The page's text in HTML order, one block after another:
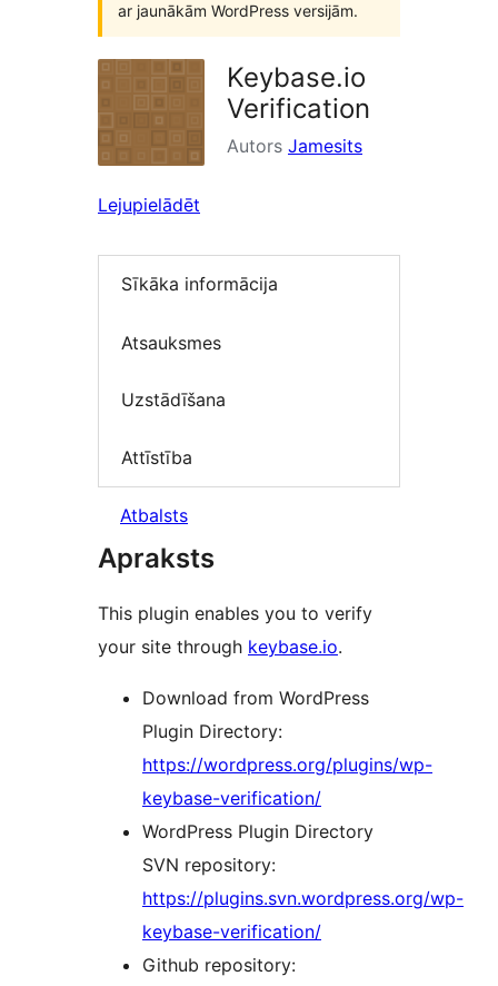
ar jaunākām WordPress versijām.
Keybase.io
Verification
Autors Jamesits
Lejupielādēt
Sīkāka informācija
Atsauksmes
Uzstādīšana
Attīstība
Atbalsts
Apraksts
This plugin enables you to verify
your site through keybase.io.
Download from WordPress
Plugin Directory:
https://wordpress.org/plugins/wp-
keybase-verification/
WordPress Plugin Directory
SVN repository:
https://plugins.svn.wordpress.org/wp-
keybase-verification/
Github repository: